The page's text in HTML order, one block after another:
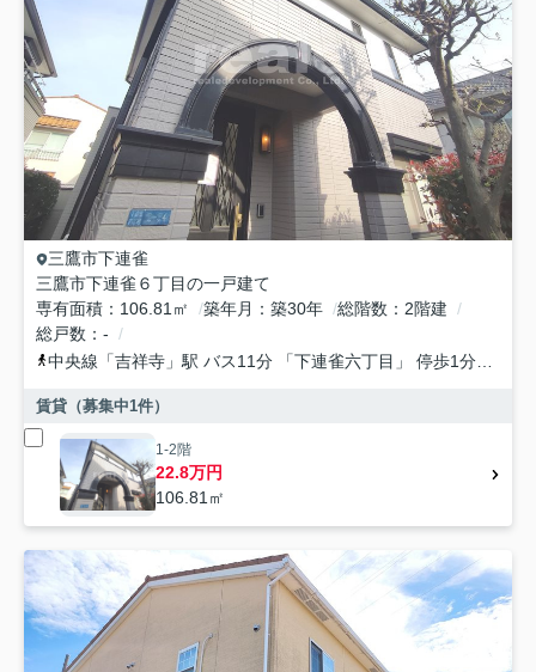
三鷹市下連雀
三鷹市下連雀６丁目の一戸建て
専有面積
106.81㎡ 築年月 築30年 総階数
2階建
総戸数
-
中央線 「吉祥寺 」駅 バス11分 「下連雀六丁目」 停歩1分 中央
賃貸（募集中1件）
1-2階
22.8万円
106.81㎡